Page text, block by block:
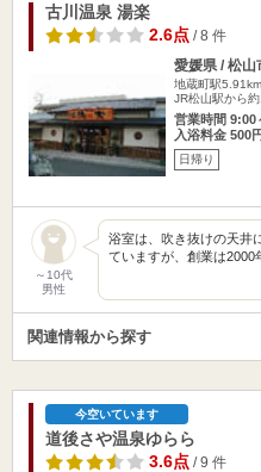
古川温泉 湯楽
2.6点/ 8 件
愛媛県 / 松山
地蔵町駅5.91km
JR松山駅から
営業時間 9:00
入浴料金 500
日帰り
～10代
男性
浴室は、吹き抜けの天井
ていますが、創業は2000
関連情報から探す
今空いています
道後さや温泉ゆらら
3.6点/ 9 件